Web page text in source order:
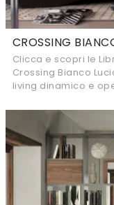
CROSSING
Clicca e scopri le
Crossing Bianco
living dinamico e